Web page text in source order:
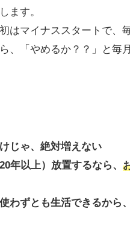
ます。
はマイナススタートで、
、「やめるか？？」と毎
じゃ、絶対増えない
年以上）放置するなら、
わずとも生活できるから